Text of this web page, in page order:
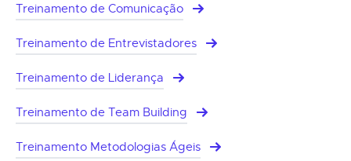
Treinamento de Comunicação
Treinamento de Entrevistadores
Treinamento de Liderança
Treinamento de Team Building
Treinamento Metodologias Ágeis